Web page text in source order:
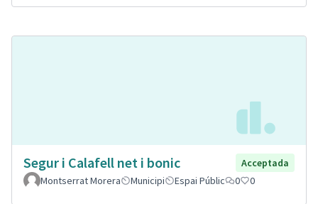
Segur i Calafell net i bonic
Acceptada
Montserrat Morera
Municipi Espai Públic 0 0